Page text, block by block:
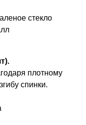
стекло
плотному
спинки.